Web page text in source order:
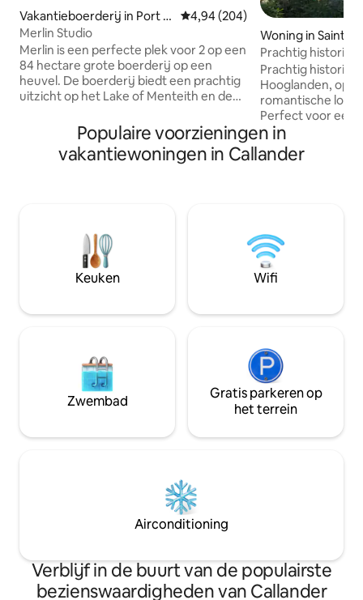
Vakantieboerderij in Port o
f Menteith
Gemiddelde beoordeling van
4,94 (204)
Merlin Studio
Merlin is een perfecte plek voor 2 op een
84 hectare grote boerderij op een
heuvel. De boerderij biedt een prachtig
uitzicht op het Lake of Menteith en de
schattige ruimte met alle comfort: een
kingsize bed, kleine bank, kitchenette,
weelderig decor en een inloopdouche.
wandelingen vanaf de voordeur. Het
restaurant van Nick Nairn is vlakbij. Maak
kennis met de hooglandkoeien tijdens
een boerderijrondleiding.
Woning in Saint
Prachtig
uitzicht
Prachtig
Hooglanden, op
romantische
Perfect voor een
vakantie met
speciale viering
huwelijksreis! Of gewoon om van het
van Edinburgh. Heerlijk het hele jaar
door – in de
het terras; in de
opwarmen bij het
Populaire voorzieningen in
vakantiewoningen in Callander
Keuken Wifi
Zwembad
Gratis parkeren op
het terrein
Airconditioning
Verblijf in de buurt van de populairste
bezienswaardigheden van Callander